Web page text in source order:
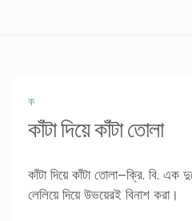
ক
কাঁটা দিয়ে কাঁটা তোলা
কাঁটা দিয়ে কাঁটা তোলা–ক্রি. বি. এক
লেলিয়ে দিয়ে উভয়েরই বিনাশ করা।